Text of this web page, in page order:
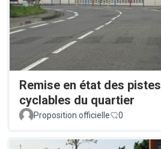
Remise en état des pistes
cyclables du quartier
Proposition officielle 0